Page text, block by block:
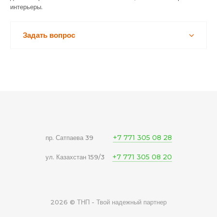
интерьеры.
Задать вопрос
пр. Сатпаева 39 +7 771 305 08 28
ул. Казахстан 159/3 +7 771 305 08 20
2026 © ТНП - Твой надежный партнер